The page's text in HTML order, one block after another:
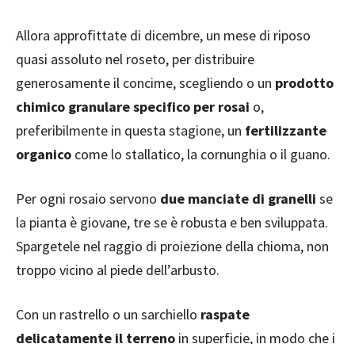
Allora approfittate di dicembre, un mese di riposo
quasi assoluto nel roseto, per distribuire
generosamente il concime, scegliendo o un prodotto
chimico granulare specifico per rosai o,
preferibilmente in questa stagione, un fertilizzante
organico come lo stallatico, la cornunghia o il guano.
Per ogni rosaio servono due manciate di granelli se
la pianta è giovane, tre se è robusta e ben sviluppata.
Spargetele nel raggio di proiezione della chioma, non
troppo vicino al piede dell’arbusto.
Con un rastrello o un sarchiello raspate
delicatamente il terreno in superficie, in modo che i